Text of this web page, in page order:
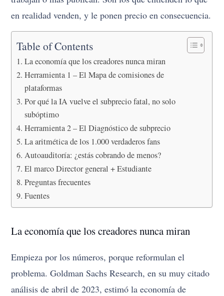
en realidad venden, y le ponen precio en consecuencia.
Table of Contents
La economía que los creadores nunca miran
Herramienta 1 – El Mapa de comisiones de
plataformas
Por qué la IA vuelve el subprecio fatal, no solo
subóptimo
Herramienta 2 – El Diagnóstico de subprecio
La aritmética de los 1.000 verdaderos fans
Autoauditoría: ¿estás cobrando de menos?
El marco Director general + Estudiante
Preguntas frecuentes
Fuentes
La economía que los creadores nunca miran
Empieza por los números, porque reformulan el
problema. Goldman Sachs Research, en su muy citado
análisis de abril de 2023, estimó la economía de